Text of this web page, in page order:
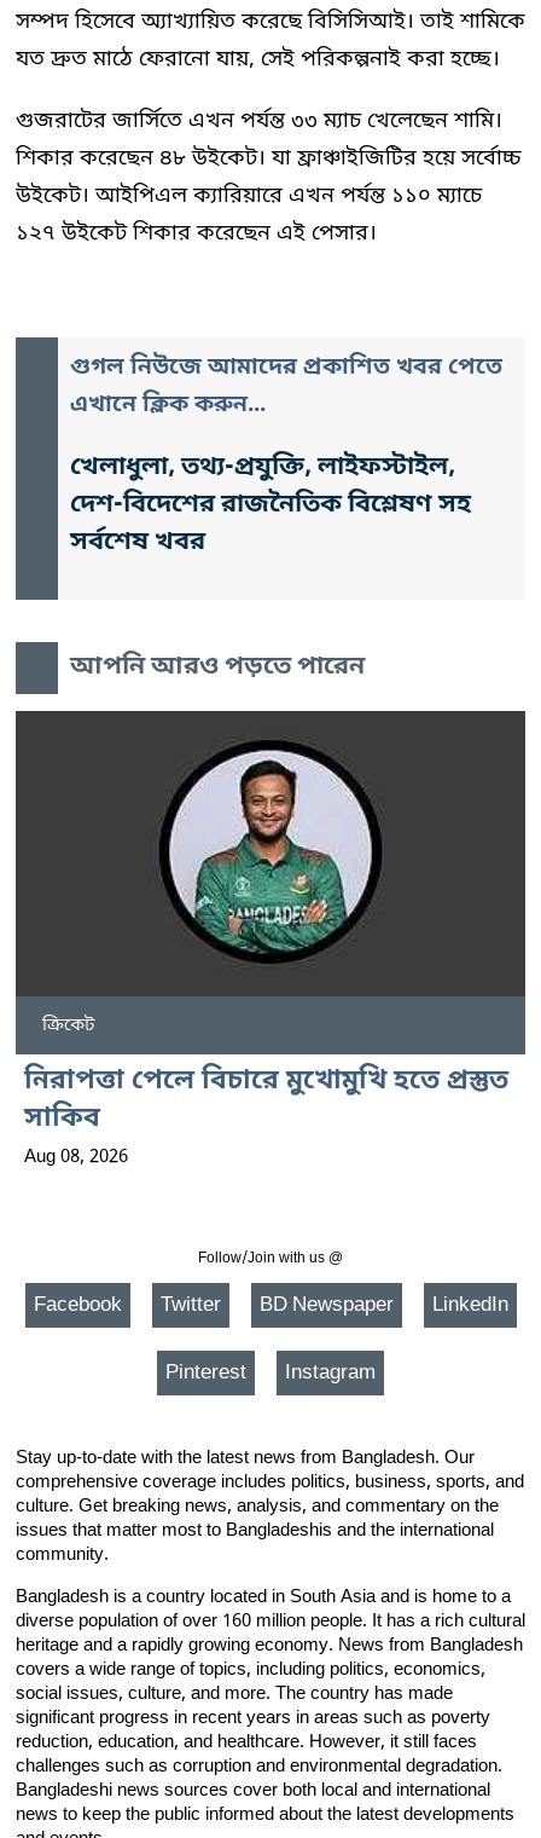
সম্পদ হিসেবে অ্যাখ্যায়িত করেছে বিসিসিআই। তাই শামিকে
যত দ্রুত মাঠে ফেরানো যায়, সেই পরিকল্পনাই করা হচ্ছে।
গুজরাটের জার্সিতে এখন পর্যন্ত ৩৩ ম্যাচ খেলেছেন শামি।
শিকার করেছেন ৪৮ উইকেট। যা ফ্রাঞ্চাইজিটির হয়ে সর্বোচ্চ
উইকেট। আইপিএল ক্যারিয়ারে এখন পর্যন্ত ১১০ ম্যাচে
১২৭ উইকেট শিকার করেছেন এই পেসার।
গুগল নিউজে আমাদের প্রকাশিত খবর পেতে
এখানে ক্লিক করুন...
খেলাধুলা, তথ্য-প্রযুক্তি, লাইফস্টাইল,
দেশ-বিদেশের রাজনৈতিক বিশ্লেষণ সহ
সর্বশেষ খবর
আপনি আরও পড়তে পারেন
ক্রিকেট
নিরাপত্তা পেলে বিচারে মুখোমুখি হতে প্রস্তুত
সাকিব
Aug 08, 2026
Follow/Join with us @
Facebook Twitter BD Newspaper LinkedIn
Pinterest Instagram
Stay up-to-date with the latest news from Bangladesh. Our
comprehensive coverage includes politics, business, sports, and
culture. Get breaking news, analysis, and commentary on the
issues that matter most to Bangladeshis and the international
community.
Bangladesh is a country located in South Asia and is home to a
diverse population of over 160 million people. It has a rich cultural
heritage and a rapidly growing economy. News from Bangladesh
covers a wide range of topics, including politics, economics,
social issues, culture, and more. The country has made
significant progress in recent years in areas such as poverty
reduction, education, and healthcare. However, it still faces
challenges such as corruption and environmental degradation.
Bangladeshi news sources cover both local and international
news to keep the public informed about the latest developments